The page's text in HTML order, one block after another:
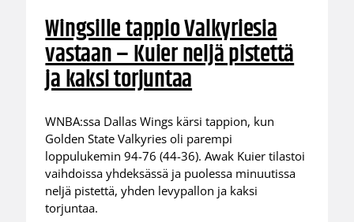
Wingsille tappio Valkyriesia
vastaan – Kuier neljä pistettä
ja kaksi torjuntaa
WNBA:ssa Dallas Wings kärsi tappion, kun
Golden State Valkyries oli parempi
loppulukemin 94-76 (44-36). Awak Kuier tilastoi
vaihdoissa yhdeksässä ja puolessa minuutissa
neljä pistettä, yhden levypallon ja kaksi
torjuntaa.